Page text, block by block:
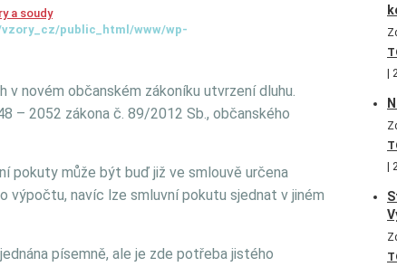
a soudy
public_html/www/wp-
novém občanském zákoníku utvrzení dluhu.
– 2052 zákona č. 89/2012 Sb., občanského
pokuty může být buď již ve smlouvě určena
výpočtu, navíc lze smluvní pokutu sjednat v jiném
písemně, ale je zde potřeba jistého